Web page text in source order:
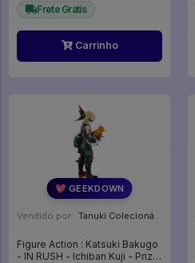
Frete Grátis
Carrinho
💖 GEEKDOWN
Vendido por: Tanuki Colecionáveis - SP
Figure Action : Katsuki Bakugo
- IN RUSH - Ichiban Kuji - Prize